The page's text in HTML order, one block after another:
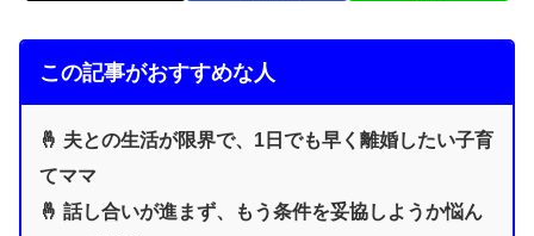
この記事がおすすめな人
🤞 夫との生活が限界で、1日でも早く離婚したい子育
てママ
🤞 話し合いが進まず、もう条件を妥協しようか悩ん